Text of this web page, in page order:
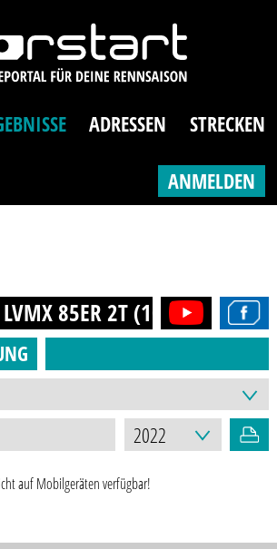
ADRESSEN STRECKEN
ANMELDEN
85ER 2T (10-16J.) 2022
auf Mobilgeräten verfügbar!